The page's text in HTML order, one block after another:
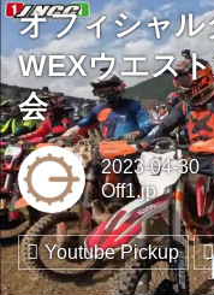
オフィシャ
WEXウエス
会
2023-04-30
Off1.jp
Youtube Pickup